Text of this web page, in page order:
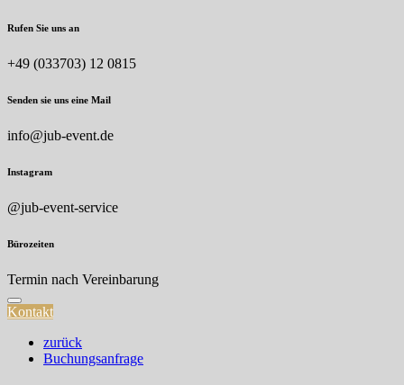
Skip
content
Rufen Sie uns an
+49 (033703) 12 0815
Senden sie uns eine Mail
info@jub-event.de
Instagram
@jub-event-service
Bürozeiten
Termin nach Vereinbarung
Kontakt
zurück
Buchungsanfrage